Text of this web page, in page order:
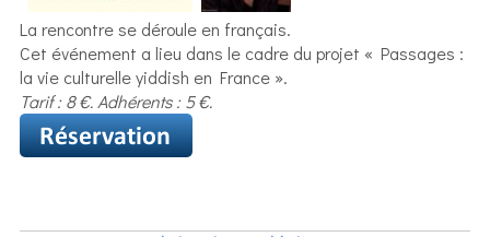
La rencontre se déroule en français.
Cet événement a lieu dans le cadre du projet « Passages :
la vie culturelle yiddish en France ».
Tarif : 8 €. Adhérents : 5 €.